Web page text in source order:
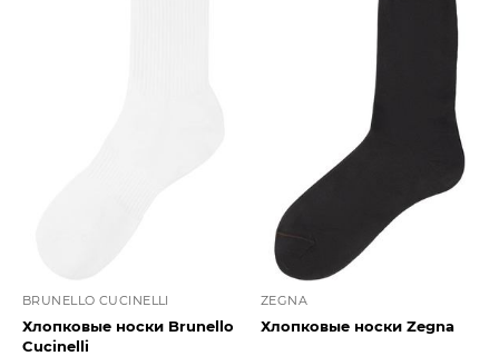
BRUNELLO CUCINELLI
Хлопковые носки Brunello
Cucinelli
ZEGNA
Хлопковые носки Zegna